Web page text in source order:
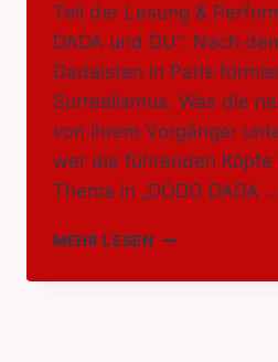
Teil der Lesung &
DADA und DU“. Nach
Dadaisten in Paris
Surrealismus. Was die
von ihrem Vorgänger
wer die führenden
Thema in „DODO DADA
MEHR LESEN DODO
…